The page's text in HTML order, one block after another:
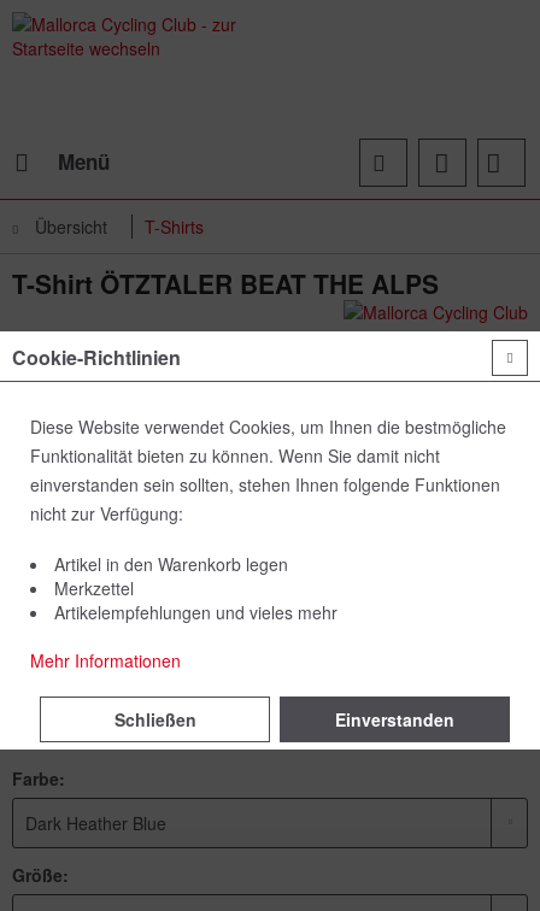
Menü
Übersicht T-Shirts
T-Shirt ÖTZTALER BEAT THE ALPS
44,90 € *
inkl. MwSt.zzgl. Versandkosten
Lieferzeit 7 Werktage
Farbe:
Größe:
Cookie-Richtlinien
Diese Website verwendet Cookies, um Ihnen die bestmögliche
Funktionalität bieten zu können. Wenn Sie damit nicht
einverstanden sein sollten, stehen Ihnen folgende Funktionen
nicht zur Verfügung:
Artikel in den Warenkorb legen
Merkzettel
Artikelempfehlungen und vieles mehr
Mehr Informationen
Einverstanden
Schließen